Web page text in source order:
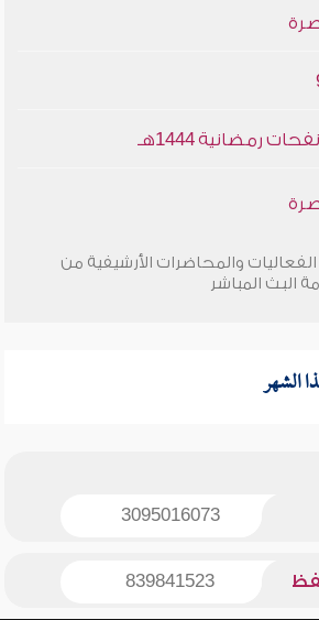
رمضانية 1444هـ
والمحاضرات الأرشيفية من
البث المباشر
الشهر
3095016073
839841523